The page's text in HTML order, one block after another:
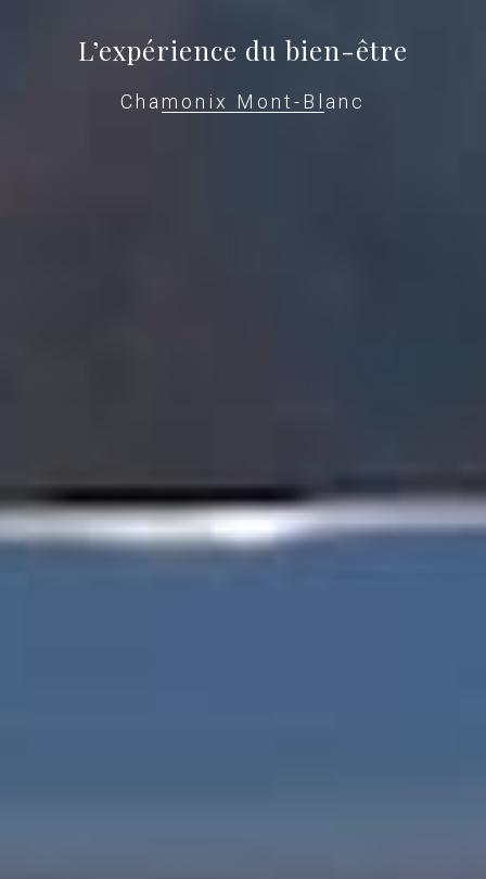
L’expérience du bien-être
Chamonix Mont-Blanc